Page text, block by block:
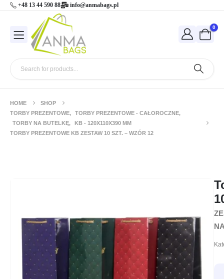
+48 13 44 590 88 info@anmabags.pl
0
HOME
SHOP
TORBY PREZENTOWE, TORBY PREZENTOWE - CAŁOROCZNE,
TORBY NA BUTELKĘ,
KB - 120X110X390 MM
TORBY PREZENTOWE KB ZESTAW 10 SZT. – WZÓR 12